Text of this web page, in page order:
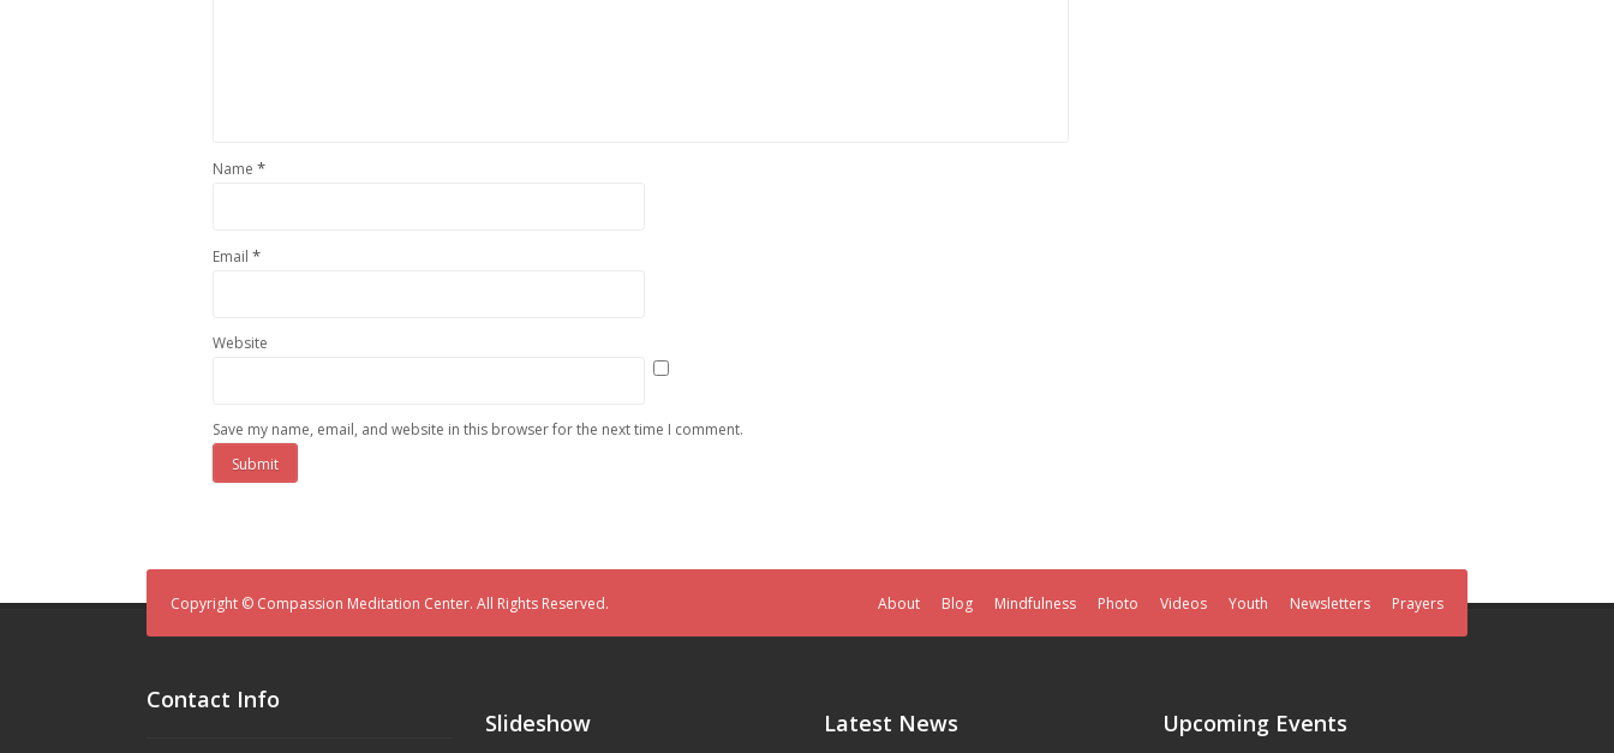
Name *
Email *
Website
Save my name, email, and website in this browser for the next time I comment.
Copyright © Compassion Meditation Center. All Rights Reserved. About Blog Mindfulness Photo Videos Youth Newsletters Prayers
Contact Info
Slideshow Latest News Upcoming Events